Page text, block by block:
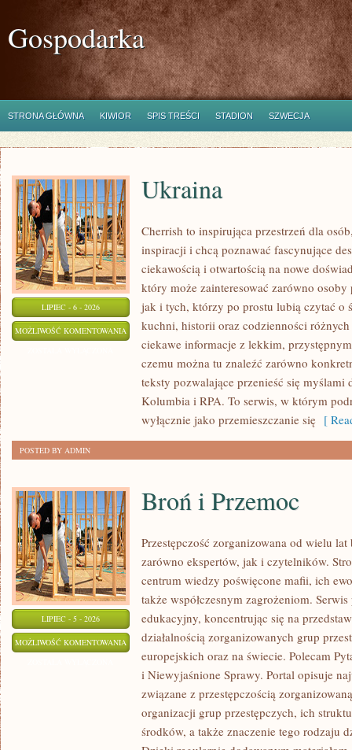
Gospodarka
STRONA GŁÓWNA KIWIOR SPIS TREŚCI STADION SZWECJA
LIPIEC - 6 - 2026
MOŻLIWOŚĆ KOMENTOWANIA UKRAINA
Ukraina
Cherrish to inspirująca przestrzeń dla
inspiracji i chcą poznawać fascynujące
ciekawością i otwartością na nowe
który może zainteresować zarówno
jak i tych, którzy po prostu lubią czytać o
kuchni, historii oraz codzienności
ciekawe informacje z lekkim,
czemu można tu znaleźć zarówno
teksty pozwalające przenieść się myślami
Kolumbia i RPA. To serwis, w którym
wyłącznie jako przemieszczanie się [
POSTED BY ADMIN
LIPIEC - 5 - 2026
MOŻLIWOŚĆ KOMENTOWANIA BROŃ
PRZEMOC
Broń i Przemoc
Przestępczość zorganizowana od wielu
zarówno ekspertów, jak i czytelników.
centrum wiedzy poświęcone mafii, ich
także współczesnym zagrożeniom.
edukacyjny, koncentrując się na
działalnością zorganizowanych grup
europejskich oraz na świecie. Polecam
i Niewyjaśnione Sprawy. Portal opisuje
związane z przestępczością
organizacji grup przestępczych, ich
środków, a także znaczenie tego rodzaju